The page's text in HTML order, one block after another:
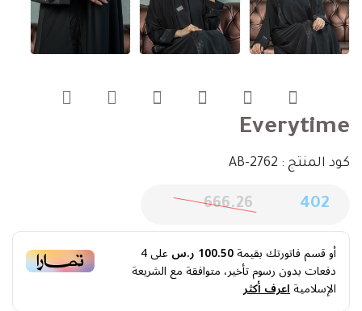
Everytime
كود المنتج : AB-2762
402
666.26
أو قسم فاتورتك بقيمة100.50 ر.س على4
دفعات بدون رسوم تأخير، متوافقة مع الشريعة
الإسلاميةاعرف أكثر